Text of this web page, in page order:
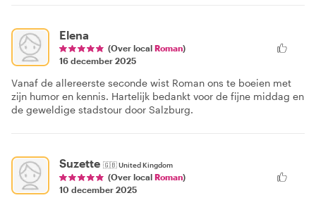
Elena
(Over local Roman)
16 december 2025
Vanaf de allereerste seconde wist Roman ons te boeien met
zijn humor en kennis. Hartelijk bedankt voor de fijne middag en
de geweldige stadstour door Salzburg.
Suzette 🇬🇧United Kingdom
(Over local Roman)
10 december 2025